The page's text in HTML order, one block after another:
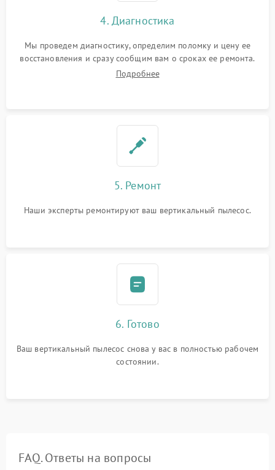
4. Диагностика
Мы проведем диагностику, определим поломку и цену ее
восстановления и сразу сообщим вам о сроках ее ремонта.
Подробнее
5. Ремонт
Наши эксперты ремонтируют ваш вертикальный пылесос.
6. Готово
Ваш вертикальный пылесос снова у вас в полностью рабочем
состоянии.
FAQ. Ответы на вопросы